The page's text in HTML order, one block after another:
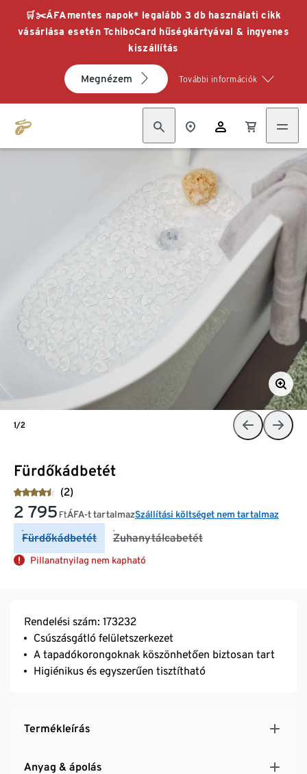
🛒✂️ÁFAmentes napok* legalább 3 db használati cikk
vásárlása esetén TchiboCard hűségkártyával & ingyenes
kiszállítás
Megnézem További információk
Fürdőkádbetét
(2)
2 795 FtÁFA-t tartalmazSzállítási költséget nem tartalmaz
Fürdőkádbetét Zuhanytálcabetét
Pillanatnyilag nem kapható
1/2
Rendelési szám: 173232
Csúszásgátló felületszerkezet
A tapadókorongoknak köszönhetően biztosan tart
Higiénikus és egyszerűen tisztítható
Termékleírás
Anyag & ápolás